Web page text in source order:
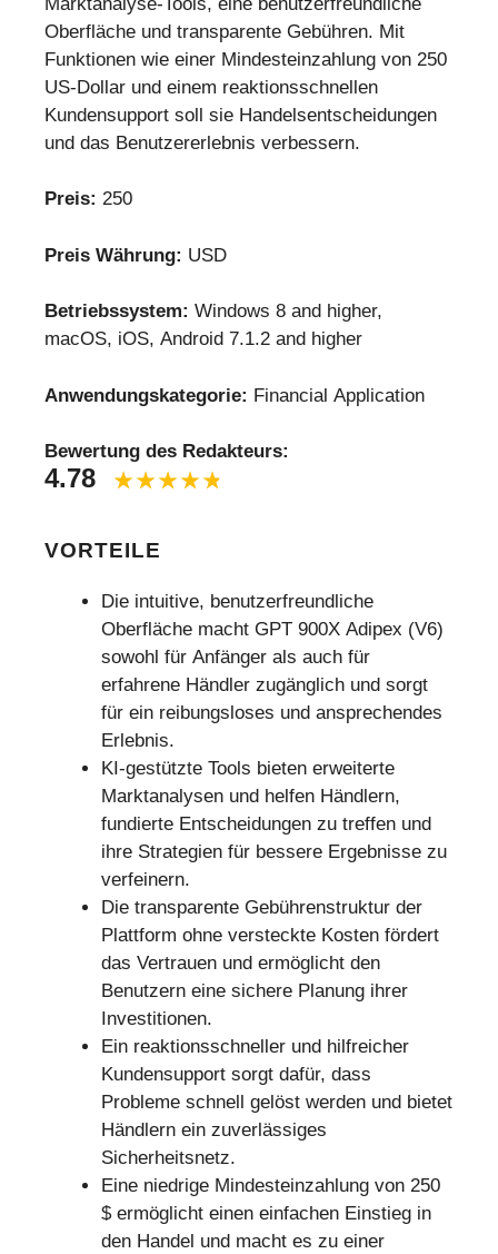
Oberfläche und transparente Gebühren. Mit
Funktionen wie einer Mindesteinzahlung von 250
US-Dollar und einem reaktionsschnellen
Kundensupport soll sie Handelsentscheidungen
und das Benutzererlebnis verbessern.
Preis: 250
Preis Währung: USD
Betriebssystem: Windows 8 and higher,
macOS, iOS, Android 7.1.2 and higher
Anwendungskategorie: Financial Application
Bewertung des Redakteurs:
4.78
VORTEILE
Die intuitive, benutzerfreundliche
Oberfläche macht GPT 900X Adipex (V6)
sowohl für Anfänger als auch für
erfahrene Händler zugänglich und sorgt
für ein reibungsloses und ansprechendes
Erlebnis.
KI-gestützte Tools bieten erweiterte
Marktanalysen und helfen Händlern,
fundierte Entscheidungen zu treffen und
ihre Strategien für bessere Ergebnisse zu
verfeinern.
Die transparente Gebührenstruktur der
Plattform ohne versteckte Kosten fördert
das Vertrauen und ermöglicht den
Benutzern eine sichere Planung ihrer
Investitionen.
Ein reaktionsschneller und hilfreicher
Kundensupport sorgt dafür, dass
Probleme schnell gelöst werden und bietet
Händlern ein zuverlässiges
Sicherheitsnetz.
Eine niedrige Mindesteinzahlung von 250
$ ermöglicht einen einfachen Einstieg in
den Handel und macht es zu einer